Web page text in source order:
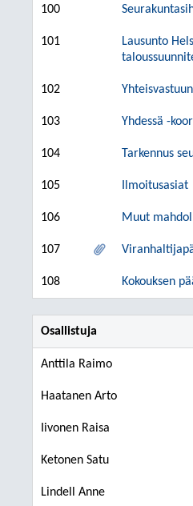
100
101
Lausunto
102
103 Yhdessä -
104 Tarkennus
105 Ilmoitusasiat
106 Muut
107
108 Kokouksen
Osallistuja
Anttila Raimo
Haatanen Arto
Iivonen Raisa
Ketonen Satu
Lindell Anne